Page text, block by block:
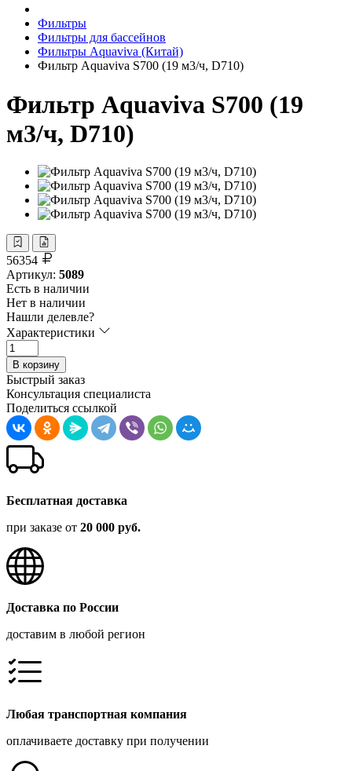
Фильтры
Фильтры для бассейнов
Фильтры Aquaviva (Китай)
Фильтр Aquaviva S700 (19 м3/ч, D710)
Фильтр Aquaviva S700 (19
м3/ч, D710)
56354
Артикул: 5089
Есть в наличии
Нет в наличии
Нашли делевле?
Характеристики
В корзину
Быстрый заказ
Консультация специалиста
Поделиться ссылкой
Бесплатная доставка
при заказе от 20 000 руб.
Доставка по России
доставим в любой регион
Любая транспортная компания
оплачиваете доставку при получении